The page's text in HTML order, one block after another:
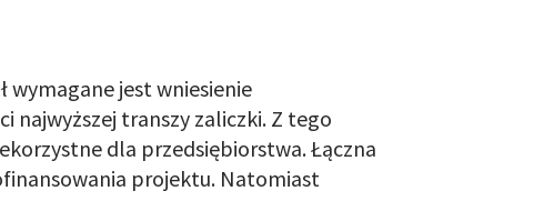
wymagane jestwniesienie
najwyższej transzy zaliczki. Z tego
dla przedsiębiorstwa. Łączna
projektu. Natomiast